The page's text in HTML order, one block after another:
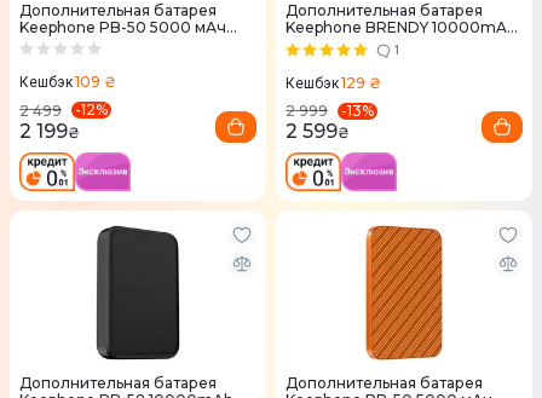
Дополнительная батарея
Keephone PB-50 5000 мАч
черная
Кешбэк109 ₴
2 499
-12%
2 199₴
Дополнительная батарея
Keephone BRENDY 10000mAh
Black (KPBREPB-51BK)
1
Кешбэк129 ₴
2 999
-13%
2 599₴
Дополнительная батарея
Дополнительная батарея